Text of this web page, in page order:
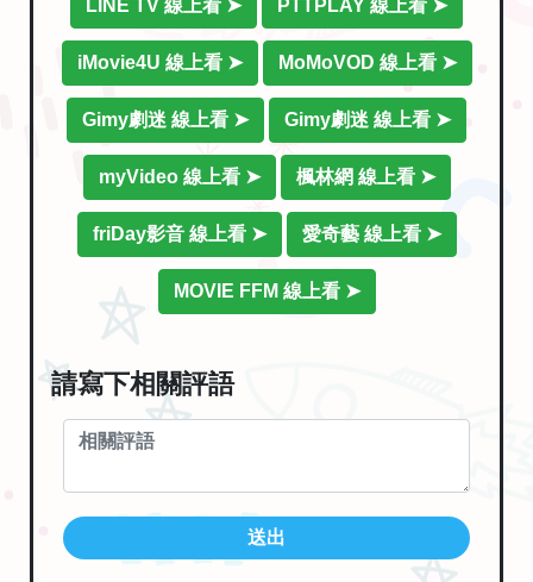
LINE TV 線上看 ➤ PTTPLAY 線上看 ➤
iMovie4U 線上看 ➤ MoMoVOD 線上看 ➤
Gimy劇迷 線上看 ➤ Gimy劇迷 線上看 ➤
myVideo 線上看 ➤ 楓林網 線上看 ➤
friDay影音 線上看 ➤ 愛奇藝 線上看 ➤
MOVIE FFM 線上看 ➤
請寫下相關評語
送出